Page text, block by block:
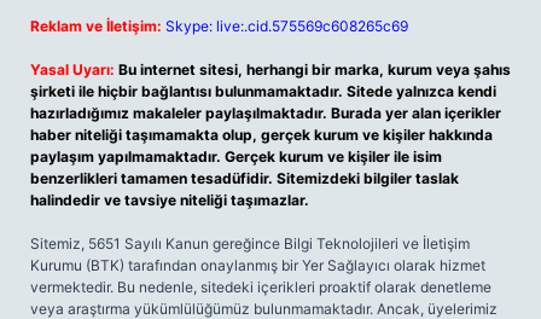
Reklam ve İletişim: Skype: live:.cid.575569c608265c69
Yasal Uyarı: Bu internet sitesi, herhangi bir marka, kurum veya şahıs
şirketi ile hiçbir bağlantısı bulunmamaktadır. Sitede yalnızca kendi
hazırladığımız makaleler paylaşılmaktadır. Burada yer alan içerikler
haber niteliği taşımamakta olup, gerçek kurum ve kişiler hakkında
paylaşım yapılmamaktadır. Gerçek kurum ve kişiler ile isim
benzerlikleri tamamen tesadüfidir. Sitemizdeki bilgiler taslak
halindedir ve tavsiye niteliği taşımazlar.
Sitemiz, 5651 Sayılı Kanun gereğince Bilgi Teknolojileri ve İletişim
Kurumu (BTK) tarafından onaylanmış bir Yer Sağlayıcı olarak hizmet
vermektedir. Bu nedenle, sitedeki içerikleri proaktif olarak denetleme
veya araştırma yükümlülüğümüz bulunmamaktadır. Ancak, üyelerimiz